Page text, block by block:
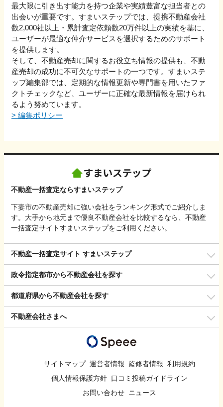
最大限に引き出す能力を持つ企業や実績豊富な担当者との
出会いが重要です。すまいステップでは、提携不動産会社
数2,000社以上・累計査定依頼数20万件以上の実績を基に、
ユーザーが最適な仲介サービスを選択するためのサポート
を提供します。
そして、不動産売却に関するお役立ち情報の提供も、不動
産売却の成功に不可欠なサポートの一つです。すまいステ
ップ編集部では、定期的な情報更新や専門書を用いたファ
クトチェックなど、ユーザーに正確な最新情報を届けられ
るよう努めています。
> 編集ポリシー
不動産一括査定ならすまいステップ
下妻市の不動産売却に強い会社をランキング形式でご紹介しま
す。大手から地元まで優良不動産会社を比較するなら、不動産
一括査定サイトすまいステップをご利用ください。
不動産一括査定サイト すまいステップ
政令指定都市から不動産会社を探す
都道府県から不動産会社を探す
不動産会社さまへ
サイトマップ 運営者情報 監修者情報 利用規約
個人情報保護方針 口コミ投稿ガイドライン
お問い合わせ ニュース